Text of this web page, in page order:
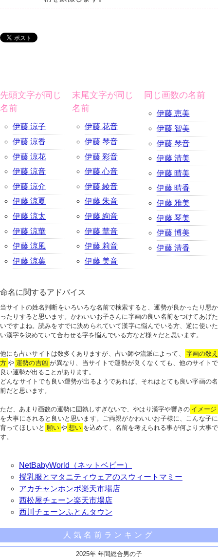
先頭文字が同じ
名前
伊藤 涼子
伊藤 涼香
伊藤 涼花
伊藤 涼音
伊藤 涼介
伊藤 涼夏
伊藤 涼太
伊藤 涼華
伊藤 涼風
伊藤 涼葉
末尾文字が同じ
名前
伊藤 花音
伊藤 琴音
伊藤 彩音
伊藤 心音
伊藤 綾音
伊藤 朱音
伊藤 絢音
伊藤 華音
伊藤 莉音
伊藤 美音
同じ画数の名前
伊藤 恵美
伊藤 智美
伊藤 琴音
伊藤 清美
伊藤 晴美
伊藤 晴香
伊藤 雅美
伊藤 琴美
伊藤 博美
伊藤 清香
命名に関するアドバイス
当サイトの姓名判断をいろいろな名前で検索すると、運勢が良かったり悪か
ったりすると思います。かわいいお子さんに字画の良い名前をつけてあげた
いですよね。読みをすでに決められていて漢字に悩んでいる方、逆に使いた
い漢字を決めていて合わせる字を悩んでいる方など様々だと思います。
他にも占いサイトは数多くありますが、占い師や流派によって、
字画の数え
方 や 運勢の吉凶 が異なり、当サイトで運勢が良くなくても、他のサイトで
良い運勢が出ることがあります。
どんなサイトでも良い運勢が出るようであれば、それはとても良い字画の名
前だと思います。
ただ、あまり画数の運勢に固執しすぎないで、やはり漢字や響きの イメージ
を大事にされると良いと思います。ご両親がかわいいお子様に、こんな子に
育ってほしいと 願い や 想い を込めて、名前を考えられる事が何より大事で
す。
NetBabyWorld（ネットベビー）
授乳服とマタニティウェアのスウィートマミー
アカチャンホンポ楽天市場店
西松屋チェーン楽天市場店
西川チェーンふとんタウン
人気名前ランキング
2025年 年間総合男の子